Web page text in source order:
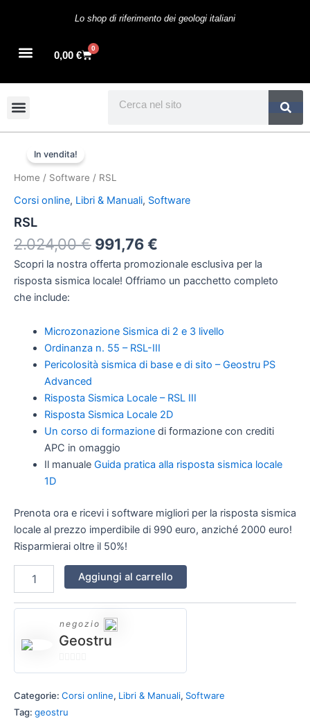
Lo shop di riferimento dei geologi italiani
0,00 €
0
Cart
In vendita!
Home / Software / RSL
Corsi online, Libri & Manuali, Software
RSL
2.024,00€
originale
2.024,00 €.
991,76€
991,76 €.
Scopri la nostra offerta promozionale esclusiva per la
risposta sismica locale! Offriamo un pacchetto completo
che include:
Microzonazione Sismica di 2 e 3 livello
Ordinanza n. 55 – RSL-III
Pericolosità sismica di base e di sito – Geostru PS
Advanced
Risposta Sismica Locale – RSL III
Risposta Sismica Locale 2D
Un corso di formazionedi formazione con crediti
APC in omaggio
Il manuale Guida pratica alla risposta sismica locale
1D
Prenota ora e ricevi i software migliori per la risposta sismica
locale al prezzo imperdibile di 990 euro, anziché 2000 euro!
Risparmierai oltre il 50%!
quantità
Aggiungi al carrello
negozio
Geostru
0
5
Categorie: Corsi online, Libri & Manuali, Software
Tag: geostru